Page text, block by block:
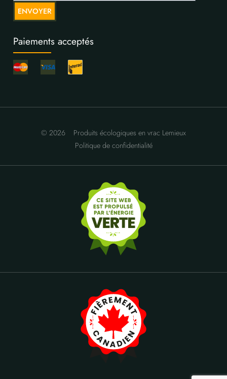
ENVOYER
Paiements acceptés
© 2026
Produits écologiques en vrac Lemieux
Politique de confidentialité